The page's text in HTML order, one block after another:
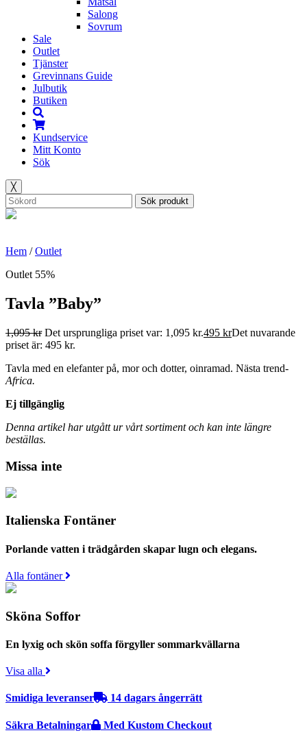
Salong
Sovrum
Sale
Outlet
Tjänster
Grevinnans Guide
Julbutik
Butiken
Kundservice
Mitt Konto
Sök
╳
Sök produkt
Hem /Outlet
Outlet 55%
Tavla ”Baby”
1,095kr Det ursprungliga priset var: 1,095 kr.495 krDet nuvarande
priset är: 495 kr.
Tavla med en elefanter på, mor och dotter, oinramad. Nästa trend-
Africa.
Ej tillgänglig
Denna artikel har utgått ur vårt sortiment och kan inte längre
beställas.
Missa inte
Italienska Fontäner
Porlande vatten i trädgården skapar lugn och elegans.
Alla fontäner
Sköna Soffor
En lyxig och skön soffa förgyller sommarkvällarna
Visa alla
Smidiga leveranser 14 dagars ångerrätt
Säkra Betalningar Med Kustom Checkout